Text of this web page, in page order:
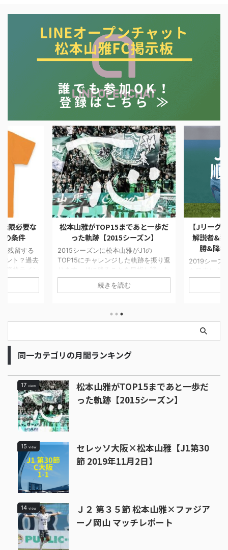
限必要な
の条件
残留する
ント？過去
降格ライン
チーム間の
松本山雅がTOP15まであと一歩だ
った軌跡【2015シーズン】
2015シーズンに松本山雅がJ1の
TOP15にチャレンジした軌跡を振り返
4試合を当時の他チームの状況や気持
ちを書いています。最終順位は16位で
続きを読む
【Jリーグ
解説者&
勝&降
2019シーズ
た。ダーク
古屋グラン
同一カテゴリの月間ランキング
17 view
松本山雅がTOP15まであと一歩だ
った軌跡【2015シーズン】
15 view
セレッソ大阪×松本山雅【J1第30
節 2019年11月2日】
14 view
Ｊ２ 第３５節 松本山雅×ファジア
ーノ岡山 マッチレポート